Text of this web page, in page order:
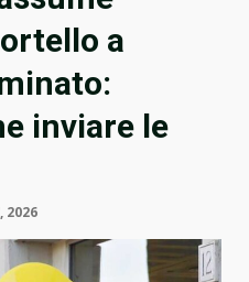
a
inviare le
2026